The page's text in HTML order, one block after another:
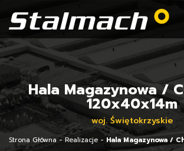
Hala Magazynowa /
120x40x14m
woj. Świętokrzyskie
Strona Główna- Realizacje - Hala Magazynowa /